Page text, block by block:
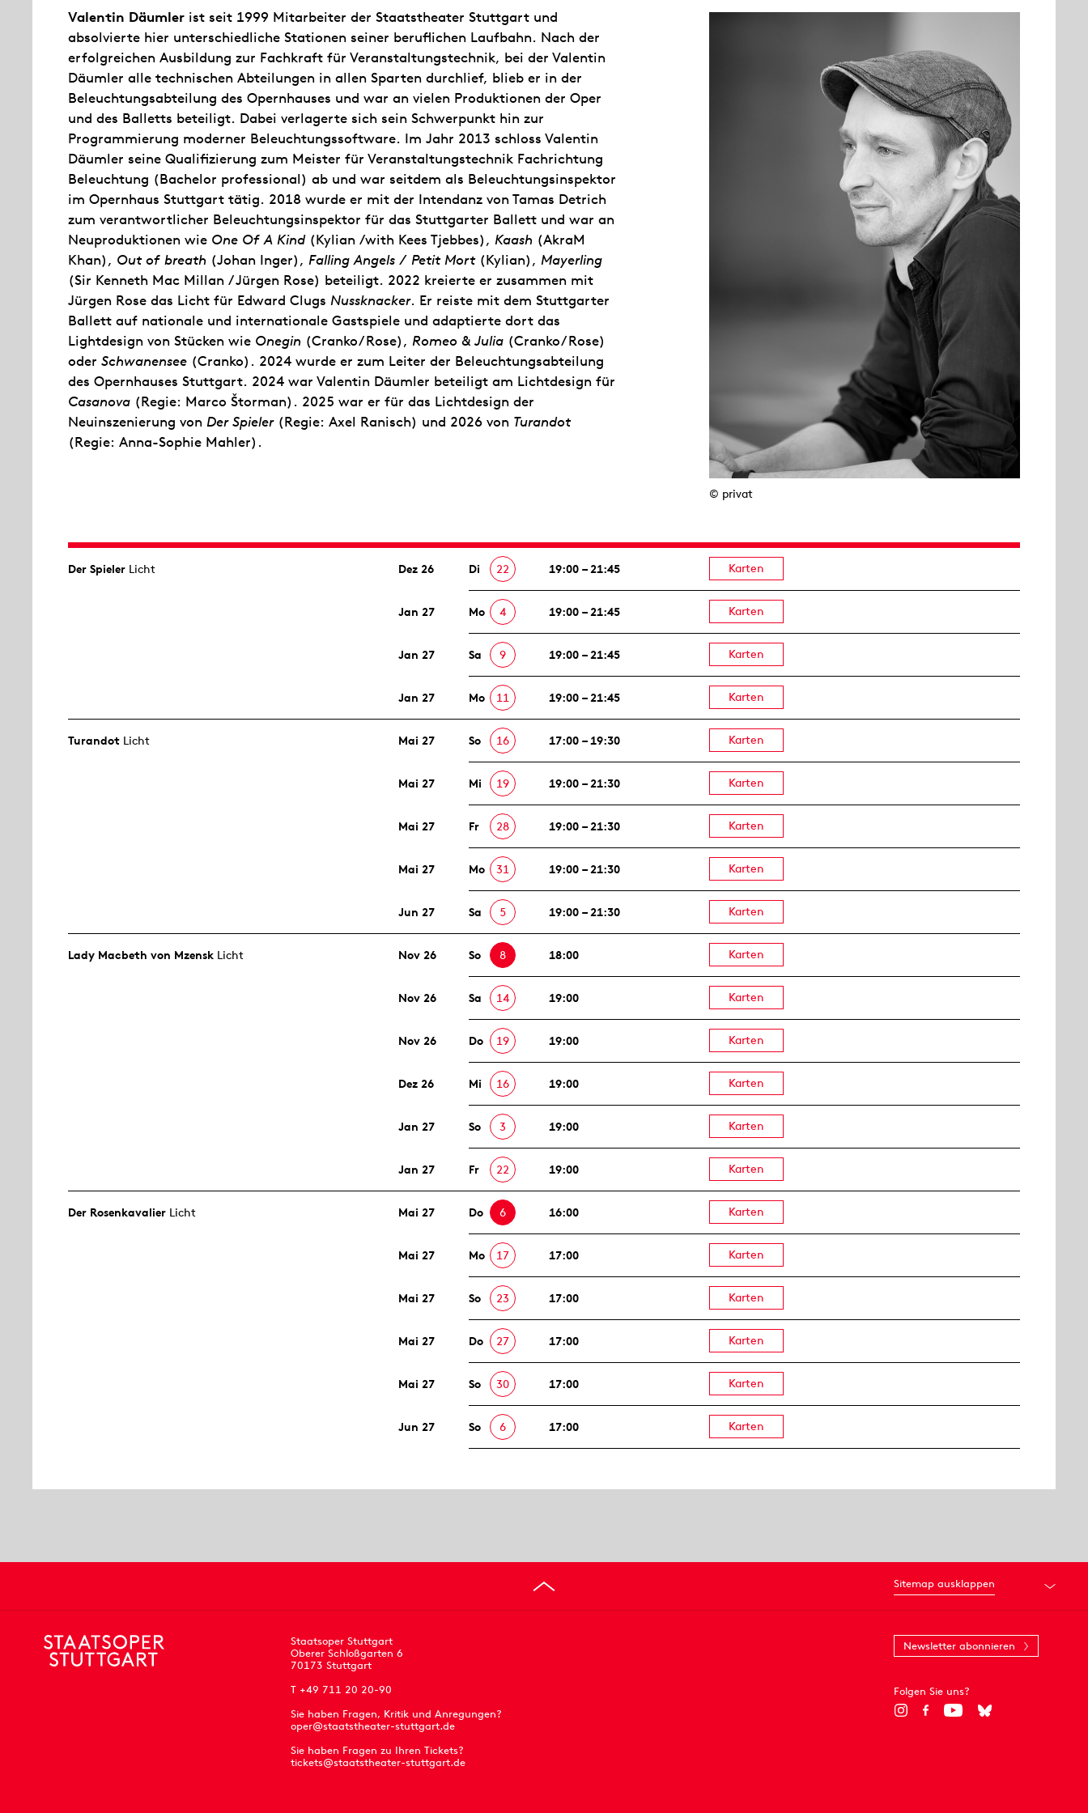
Valentin Däumler ist seit 1999 Mitarbeiter der Staatstheater Stuttgart und
absolvierte hier unterschiedliche Stationen seiner beruflichen Laufbahn. Nach der
erfolgreichen Ausbildung zur Fachkraft für Veranstaltungstechnik, bei der Valentin
Däumler alle technischen Abteilungen in allen Sparten durchlief, blieb er in der
Beleuchtungsabteilung des Opernhauses und war an vielen Produktionen der Oper
und des Balletts beteiligt. Dabei verlagerte sich sein Schwerpunkt hin zur
Programmierung moderner Beleuchtungssoftware. Im Jahr 2013 schloss Valentin
Däumler seine Qualifizierung zum Meister für Veranstaltungstechnik Fachrichtung
Beleuchtung (Bachelor professional) ab und war seitdem als Beleuchtungsinspektor
im Opernhaus Stuttgart tätig. 2018 wurde er mit der Intendanz von Tamas Detrich
zum verantwortlicher Beleuchtungsinspektor für das Stuttgarter Ballett und war an
Neuproduktionen wie One Of A Kind(Kylian /with Kees Tjebbes), Kaash (AkraM
Khan), Out of breath (Johan Inger), Falling Angels / Petit Mort (Kylian), Mayerling
(Sir Kenneth Mac Millan / Jürgen Rose) beteiligt. 2022 kreierte er zusammen mit
Jürgen Rose das Licht für Edward Clugs Nussknacker. Er reiste mit dem Stuttgarter
Ballett auf nationale und internationale Gastspiele und adaptierte dort das
Lightdesign von Stücken wie Onegin (Cranko/ Rose), Romeo & Julia (Cranko/ Rose)
oder Schwanensee (Cranko). 2024 wurde er zum Leiter der Beleuchtungsabteilung
des Opernhauses Stuttgart. 2024 war Valentin Däumler beteiligt am Lichtdesign für
Casanova (Regie: Marco Štorman). 2025 war er für das Lichtdesign der
Neuinszenierung von Der Spieler(Regie: Axel Ranisch) und 2026 von Turandot
(Regie: Anna-Sophie Mahler).
© privat
Der Spieler Licht Dez 26 Di 22 19:00 – 21:45 Karten
Jan 27 Mo 4 19:00 – 21:45 Karten
Jan 27 Sa 9 19:00 – 21:45 Karten
Jan 27 Mo 11 19:00 – 21:45 Karten
Turandot Licht Mai 27 So 16 17:00 – 19:30 Karten
Mai 27 Mi 19 19:00 – 21:30 Karten
Mai 27 Fr 28 19:00 – 21:30 Karten
Mai 27 Mo 31 19:00 – 21:30 Karten
Jun 27 Sa 5 19:00 – 21:30 Karten
Lady Macbeth von Mzensk Licht Nov 26 So 8 18:00 Karten
Nov 26 Sa 14 19:00 Karten
Nov 26 Do 19 19:00 Karten
Dez 26 Mi 16 19:00 Karten
Jan 27 So 3 19:00 Karten
Jan 27 Fr 22 19:00 Karten
Der Rosen­kavalier Licht Mai 27 Do 6 16:00 Karten
Mai 27 Mo 17 17:00 Karten
Mai 27 So 23 17:00 Karten
Mai 27 Do 27 17:00 Karten
Mai 27 So 30 17:00 Karten
Jun 27 So 6 17:00 Karten
Sitemap ausklappen
Staatsoper Stuttgart
Oberer Schloßgarten 6
70173 Stuttgart
T +49 711 20 20-90
Sie haben Fragen, Kritik und Anregungen?
oper@staatstheater-stuttgart.de
Sie haben Fragen zu Ihren Tickets?
tickets@staatstheater-stuttgart.de
Newsletter abonnieren
Folgen Sie uns?